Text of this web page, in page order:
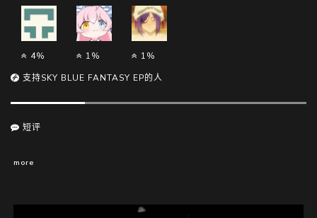
4% 1%
1%
支持SKY BLUE FANTASY EP的人
短评
more